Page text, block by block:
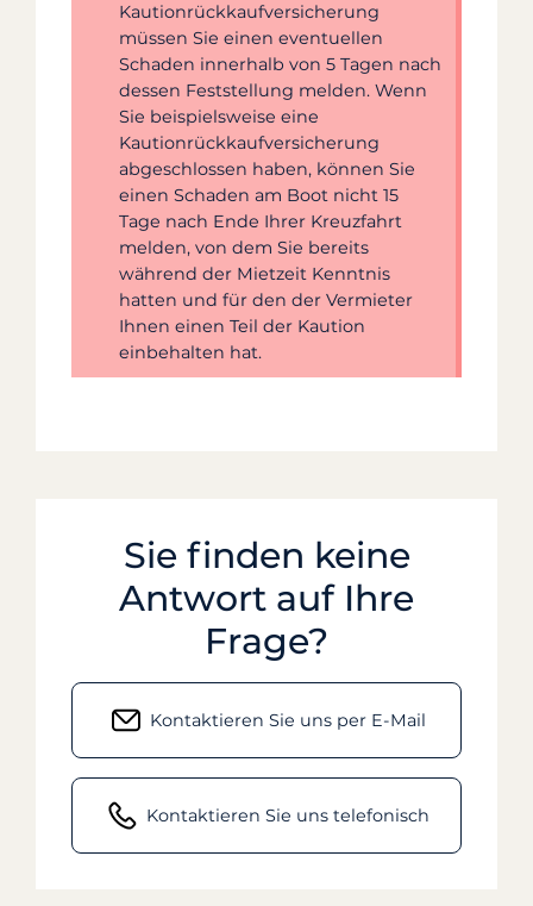
Kautionrückkaufversicherung
müssen Sie einen eventuellen
Schaden innerhalb von 5 Tagen nach
dessen Feststellung melden. Wenn
Sie beispielsweise eine
Kautionrückkaufversicherung
abgeschlossen haben, können Sie
einen Schaden am Boot nicht 15
Tage nach Ende Ihrer Kreuzfahrt
melden, von dem Sie bereits
während der Mietzeit Kenntnis
hatten und für den der Vermieter
Ihnen einen Teil der Kaution
einbehalten hat.
Sie finden keine
Antwort auf Ihre
Frage?
Kontaktieren Sie uns per E-Mail
Kontaktieren Sie uns telefonisch